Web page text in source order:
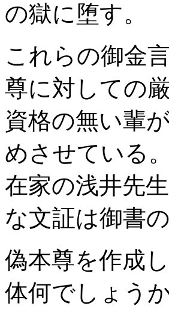
の獄に堕す。
これらの御金
尊に対しての
資格の無い輩
めさせている。
在家の浅井先
な文証は御書
偽本尊を作成
体何でしょうか